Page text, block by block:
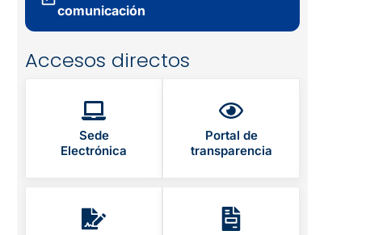
comunicación
Accesos directos
Sede
Electrónica
Portal de
transparencia